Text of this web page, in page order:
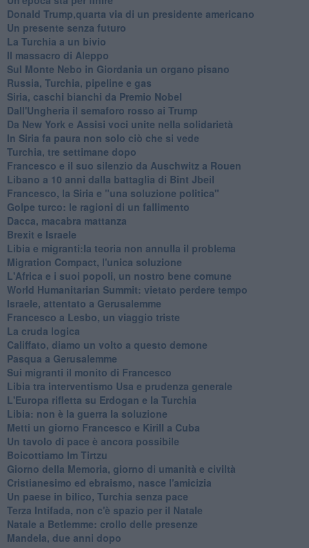
Donald Trump,quarta via di un presidente americano
Un presente senza futuro
La Turchia a un bivio
Il massacro di Aleppo
Sul Monte Nebo in Giordania un organo pisano
Russia, Turchia, pipeline e gas
Siria, caschi bianchi da Premio Nobel
Dall'Ungheria il semaforo rosso ai Trump
Da New York e Assisi voci unite nella solidarietà
In Siria fa paura non solo ciò che si vede
Turchia, tre settimane dopo
Francesco e il suo silenzio da Auschwitz a Rouen
Libano a 10 anni dalla battaglia di Bint Jbeil
Francesco, la Siria e "una soluzione politica"
Golpe turco: le ragioni di un fallimento
Dacca, macabra mattanza
Brexit e Israele
Libia e migranti:la teoria non annulla il problema
Migration Compact, l'unica soluzione
L'Africa e i suoi popoli, un nostro bene comune
World Humanitarian Summit: vietato perdere tempo
Israele, attentato a Gerusalemme
Francesco a Lesbo, un viaggio triste
La cruda logica
Califfato, diamo un volto a questo demone
Pasqua a Gerusalemme
Sui migranti il monito di Francesco
Libia tra interventismo Usa e prudenza generale
L'Europa rifletta su Erdogan e la Turchia
Libia: non è la guerra la soluzione
Metti un giorno Francesco e Kirill a Cuba
Un tavolo di pace è ancora possibile
Boicottiamo Im Tirtzu
Giorno della Memoria, giorno di umanità e civiltà
Cristianesimo ed ebraismo, nasce l'amicizia
Un paese in bilico, Turchia senza pace
Terza Intifada, non c'è spazio per il Natale
Natale a Betlemme: crollo delle presenze
Mandela, due anni dopo